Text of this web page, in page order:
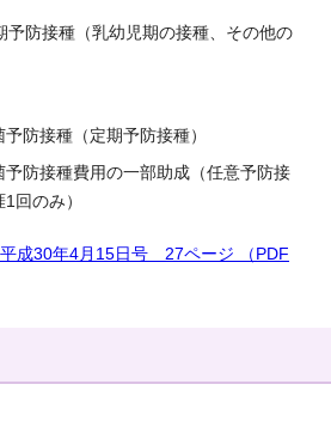
予防接種（乳幼児期の接種、その他の
防接種（定期予防接種）
予防接種費用の一部助成（任意予防接
回のみ）
成30年4月15日号 27ページ （PDF